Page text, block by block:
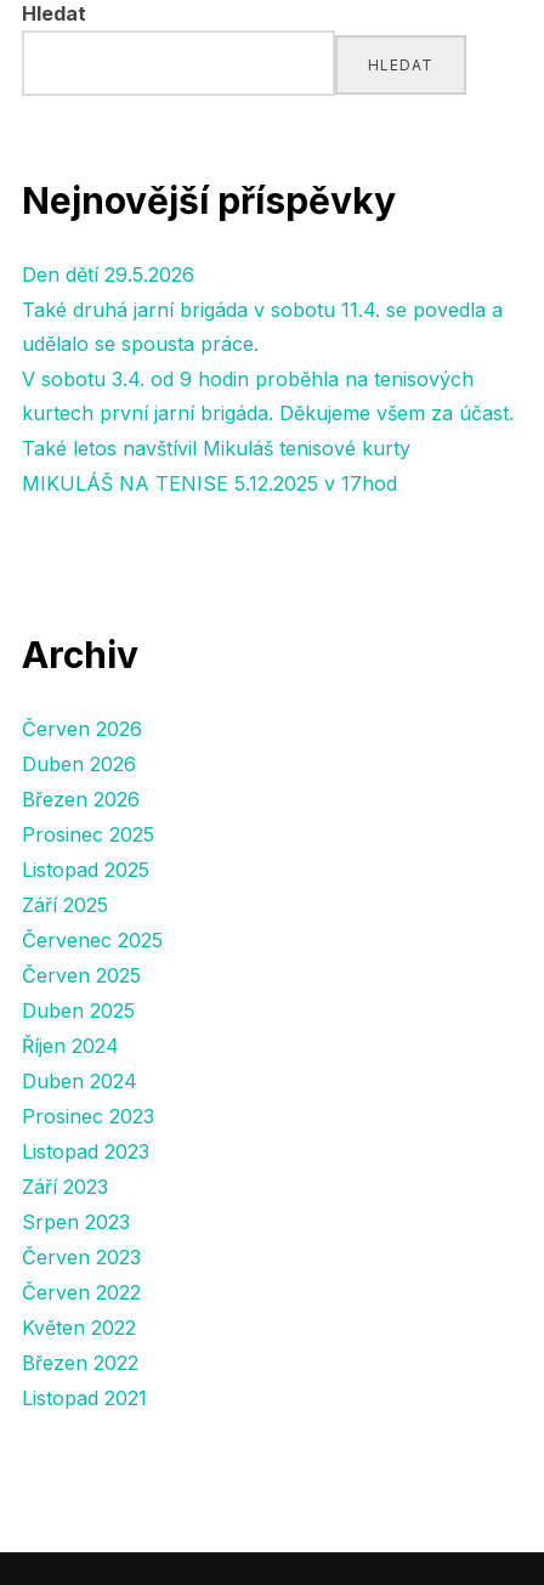
příspěvky
Hledat
HLEDAT
Nejnovější příspěvky
Den dětí 29.5.2026
Také druhá jarní brigáda v sobotu 11.4. se povedla a
udělalo se spousta práce.
V sobotu 3.4. od 9 hodin proběhla na tenisových
kurtech první jarní brigáda. Děkujeme všem za účast.
Také letos navštívil Mikuláš tenisové kurty
MIKULÁŠ NA TENISE 5.12.2025 v 17hod
Archiv
Červen 2026
Duben 2026
Březen 2026
Prosinec 2025
Listopad 2025
Září 2025
Červenec 2025
Červen 2025
Duben 2025
Říjen 2024
Duben 2024
Prosinec 2023
Listopad 2023
Září 2023
Srpen 2023
Červen 2023
Červen 2022
Květen 2022
Březen 2022
Listopad 2021